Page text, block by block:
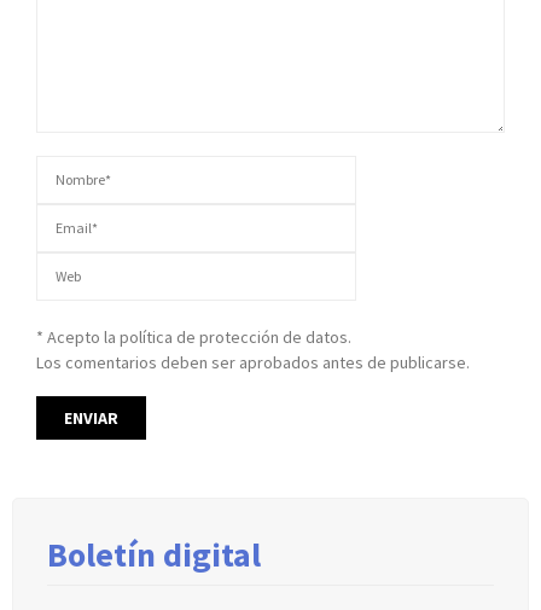
* Acepto la política de protección de datos.
Los comentarios deben ser aprobados antes de publicarse.
Boletín digital